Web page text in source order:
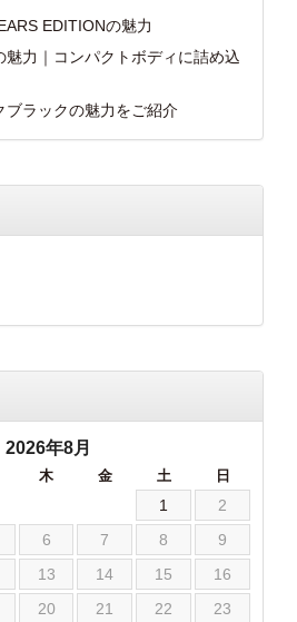
EDITIONの魅力
魅力｜コンパクトボディに詰め込
ブラックの魅力をご紹介
2026年8月
木 金 土 日
1
2
6 7 8
9
13 14 15
16
20 21 22
23